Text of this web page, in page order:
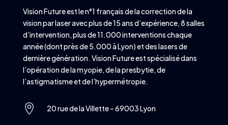
Vision Future est le n°1 français de la correction de la
vision par laser avec plus de 15 ans d’expérience, 8 salles
d’intervention, plus de 11.000 interventions chaque
année (dont près de 5.000 à Lyon) et des lasers de
dernière génération. Vision Future est spécialisé dans
l’opération de la myopie, de la presbytie, de
l’astigmatisme et de l’hypermétropie.
 20 rue de la Villette – 69003 Lyon